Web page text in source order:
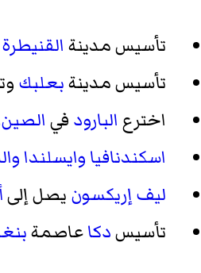
تأسيس مدينة القنيطرة
تأسيس مدينةبعلبك
اخترع البارود في الصين
اسكندنافيا وايسلندا
ليف إريكسون يصل إلى
تأسيسدكاعاصمة